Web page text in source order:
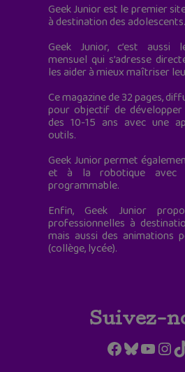
Geek Junior est le premier
à destination des adolescents.
Geek Junior, c’est aussi
mensuel qui s’adresse
les aider à mieux maîtriser
Ce magazine de 32 pages,
pour objectif de
des 10-15 ans avec une
outils.
Geek Junior permet
et à la robotique avec
programmable.
Enfin, Geek Junior
professionnelles à
mais aussi des animations
(collège, lycée).
Suivez-
Facebook
Bluesky